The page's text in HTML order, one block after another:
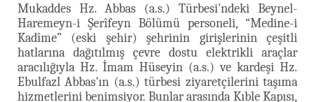
Mukaddes Hz. Abbas (a.s.) Türbesi'ndeki Beynel-
Haremeyn-i Şerîfeyn Bölümü personeli, “Medine-i
Kadîme” (eski şehir) şehrinin girişlerinin çeşitli
hatlarına dağıtılmış çevre dostu elektrikli araçlar
aracılığıyla Hz. İmam Hüseyin (a.s.) ve kardeşi Hz.
Ebulfazl Abbas'ın (a.s.) türbesi ziyaretçilerini taşıma
hizmetlerini benimsiyor. Bunlar arasında Kıble Kapısı,